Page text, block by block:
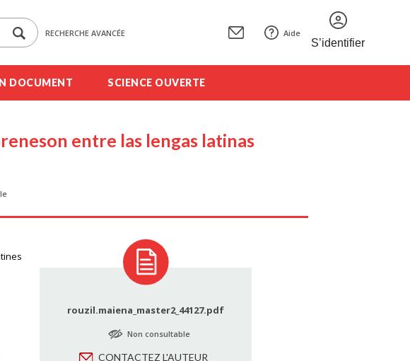
RECHERCHE AVANCÉE Aide
S’identifier
DOCUMENT SCIENCE OUVERTE
entre las lengas latinas
rouzil.maiena_master2_44127.pdf
Non consultable
CONTACTEZ L'AUTEUR